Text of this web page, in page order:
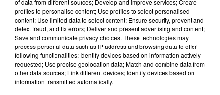
Destination Vacances - Gagnez
votre séjour en famille au cœur
de la...
of data from different sources; Develop and improve services; Create
profiles to personalise content; Use profiles to select personalised
content; Use limited data to select content; Ensure security, prevent and
detect fraud, and fix errors; Deliver and present advertising and content;
Save and communicate privacy choices. These technologies may
process personal data such as IP address and browsing data to offer
following functionalities: Identify devices based on information actively
requested; Use precise geolocation data; Match and combine data from
other data sources; Link different devices; Identify devices based on
information transmitted automatically.